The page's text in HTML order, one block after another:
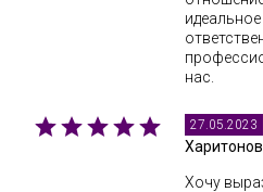
нас.
27.05.2023
Хочу